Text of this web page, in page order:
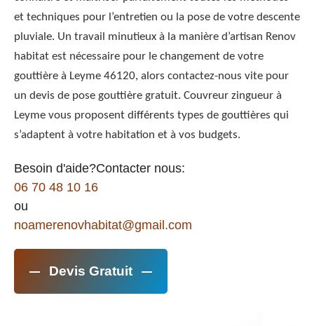
et techniques pour l’entretien ou la pose de votre descente
pluviale. Un travail minutieux à la manière d’artisan Renov
habitat est nécessaire pour le changement de votre
gouttière à Leyme 46120, alors contactez-nous vite pour
un devis de pose gouttière gratuit. Couvreur zingueur à
Leyme vous proposent différents types de gouttières qui
s’adaptent à votre habitation et à vos budgets.
Besoin d'aide?Contacter nous:
06 70 48 10 16
ou
noamerenovhabitat@gmail.com
Devis Gratuit